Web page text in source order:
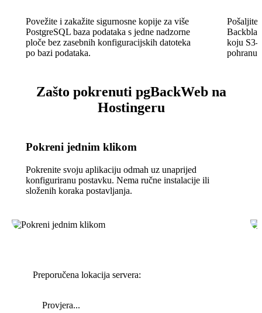
Povežite i zakažite sigurnosne kopije za više
PostgreSQL baza podataka s jedne nadzorne
ploče bez zasebnih konfiguracijskih datoteka
po bazi podataka.
Pošaljite
koju S3-
pohranu.
Zašto pokrenuti pgBackWeb na
Hostingeru
Pokreni jednim klikom
Pokrenite svoju aplikaciju odmah uz unaprijed
konfiguriranu postavku. Nema ručne instalacije ili
složenih koraka postavljanja.
Preporučena lokacija servera:
Provjera...